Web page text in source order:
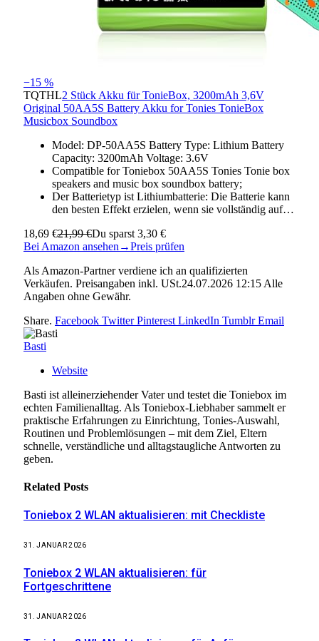
−15 %
TQTHL2 Stück Akku für TonieBox, 3200mAh 3,6V
Original 50AA5S Battery Akku for Tonies TonieBox
Musicbox Soundbox
Model: DP-50AA5S Battery Type: Lithium Battery
Capacity: 3200mAh Voltage: 3.6V
Compatible for Toniebox 50AA5S Tonies Tonie box
speakers and music box soundbox battery;
Der Batterietyp ist Lithiumbatterie: Die Batterie kann
den besten Effekt erzielen, wenn sie vollständig auf…
18,69 €21,99 €Du sparst 3,30 €
Bei Amazon ansehen →Preis prüfen
Als Amazon-Partner verdiene ich an qualifizierten
Verkäufen. Preisangaben inkl. USt.24.07.2026 12:15 Alle
Angaben ohne Gewähr.
Share. Facebook Twitter Pinterest LinkedIn Tumblr Email
Basti
Website
Basti ist alleinerziehender Vater und testet die Toniebox im
echten Familienalltag. Als Toniebox-Liebhaber sammelt er
praktische Erfahrungen zu Einrichtung, Tonies-Auswahl,
Routinen und Problemlösungen – mit dem Ziel, Eltern
schnelle, verständliche und alltagstaugliche Antworten zu
geben.
Related Posts
Toniebox 2 WLAN aktualisieren: mit Checkliste
31. JANUAR 2026
Toniebox 2 WLAN aktualisieren: für
Fortgeschrittene
31. JANUAR 2026